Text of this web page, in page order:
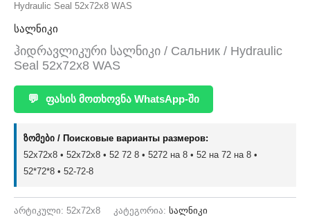
Hydraulic Seal 52x72x8 WAS
სალნიკი
ჰიდრავლიკური სალნიკი / Сальник / Hydraulic
Seal 52x72x8 WAS
💬 ფასის მოთხოვნა WhatsApp-ში
ზომები / Поисковые варианты размеров:
52x72x8 • 52х72х8 • 52 72 8 • 5272 на 8 • 52 на 72 на 8 •
52*72*8 • 52-72-8
არტიკული: 52x72x8 კატეგორია: სალნიკი